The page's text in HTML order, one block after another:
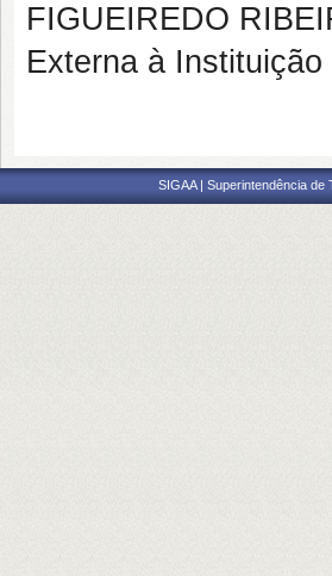
FIGUEIREDO
Externa à
SIGAA | Superintendência